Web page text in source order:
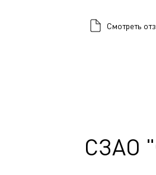
Смотреть
СЗАО